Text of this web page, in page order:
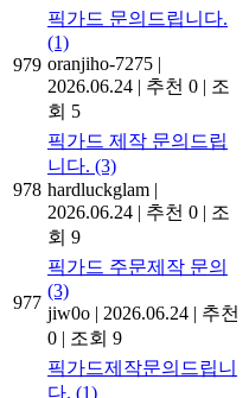
979
픽가드 문의드립니다.
(1)
oranjiho-7275 |
2026.06.24 | 추천 0 | 조
회 5
978
픽가드 제작 문의드립
니다. (3)
hardluckglam |
2026.06.24 | 추천 0 | 조
회 9
977
픽가드 주문제작 문의
(3)
jiw0o | 2026.06.24 | 추천
0 | 조회 9
픽가드제작문의드립니
다. (1)